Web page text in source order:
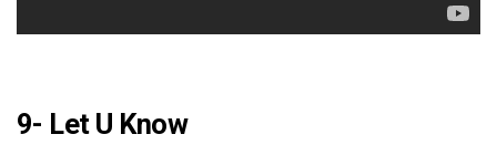
9- Let U Know